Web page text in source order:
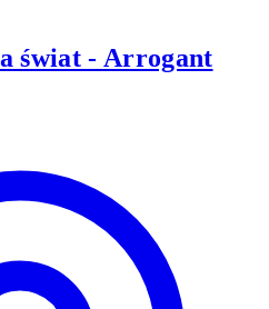
świat - Arrogant